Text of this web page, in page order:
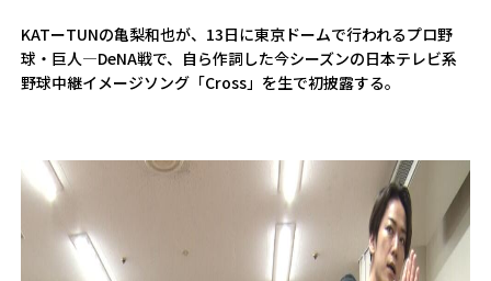
KATーTUNの亀梨和也が、13日に東京ドームで行われるプロ野
球・巨人―DeNA戦で、自ら作詞した今シーズンの日本テレビ系
野球中継イメージソング「Cross」を生で初披露する。